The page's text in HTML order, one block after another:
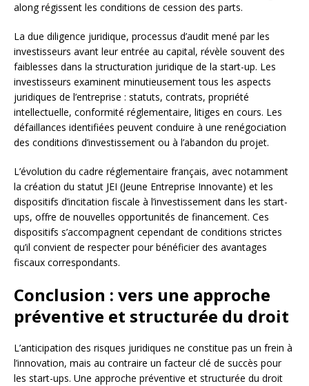
along régissent les conditions de cession des parts.
La due diligence juridique, processus d’audit mené par les
investisseurs avant leur entrée au capital, révèle souvent des
faiblesses dans la structuration juridique de la start-up. Les
investisseurs examinent minutieusement tous les aspects
juridiques de l’entreprise : statuts, contrats, propriété
intellectuelle, conformité réglementaire, litiges en cours. Les
défaillances identifiées peuvent conduire à une renégociation
des conditions d’investissement ou à l’abandon du projet.
L’évolution du cadre réglementaire français, avec notamment
la création du statut JEI (Jeune Entreprise Innovante) et les
dispositifs d’incitation fiscale à l’investissement dans les start-
ups, offre de nouvelles opportunités de financement. Ces
dispositifs s’accompagnent cependant de conditions strictes
qu’il convient de respecter pour bénéficier des avantages
fiscaux correspondants.
Conclusion : vers une approche
préventive et structurée du droit
L’anticipation des risques juridiques ne constitue pas un frein à
l’innovation, mais au contraire un facteur clé de succès pour
les start-ups. Une approche préventive et structurée du droit